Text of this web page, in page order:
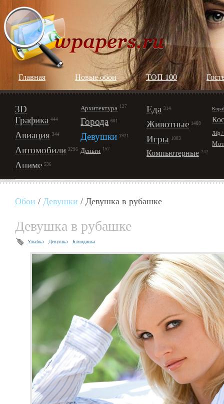
Главная Новые обои ТОП 100
3D
Графика 444
Авиация 344
Автомобили 3296
Аниме 536
Архитектура 127
Города 601
Девушки 1921
Деньги 157
Еда 314
Животные 1488
Игры 1003
Компьютерные 242
Лёд
Обои / Девушки / Девушка в рубашке
Девушка в рубашке
Улыбка Девушка Блондинка